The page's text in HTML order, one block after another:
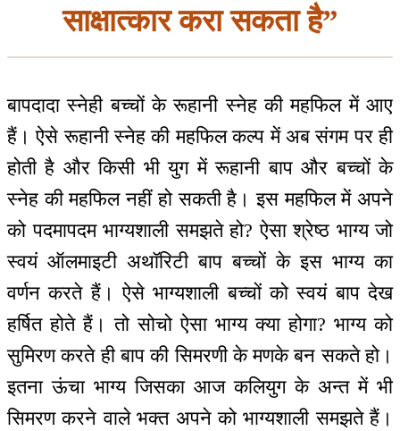
साक्षात्कार करा सकता है”
बापदादा स्नेही बच्चों के रूहानी स्नेह की महफिल में आए
हैं। ऐसे रूहानी स्नेह की महफिल कल्प में अब संगम पर ही
होती है और किसी भी युग में रूहानी बाप और बच्चों के
स्नेह की महफिल नहीं हो सकती है। इस महफिल में अपने
को पदमापदम भाग्यशाली समझते हो? ऐसा श्रेष्ठ भाग्य जो
स्वयं ऑलमाइटी अथॉरिटी बाप बच्चों के इस भाग्य का
वर्णन करते हैं। ऐसे भाग्यशाली बच्चों को स्वयं बाप देख
हर्षित होते हैं। तो सोचो ऐसा भाग्य क्या होगा? भाग्य को
सुमिरण करते ही बाप की सिमरणी के मणके बन सकते हो।
इतना ऊंचा भाग्य जिसका आज कलियुग के अन्त में भी
सिमरण करने वाले भक्त अपने को भाग्यशाली समझते हैं।